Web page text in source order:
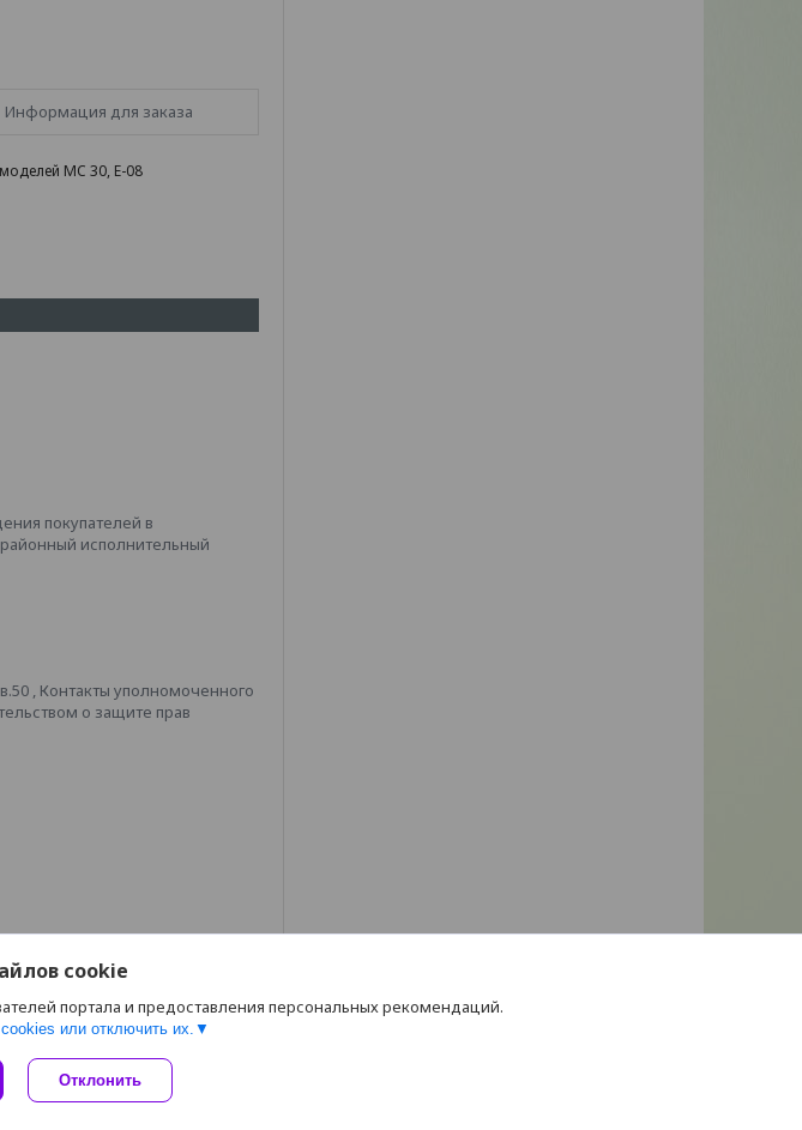
Информация для заказа
MC 30, E-08
покупателей в
исполнительный
, Контакты уполномоченного
о защите прав
Deal.by
файлов cookies
cookie
портала и предоставления персональных рекомендаций.
или отключить их.
Отклонить